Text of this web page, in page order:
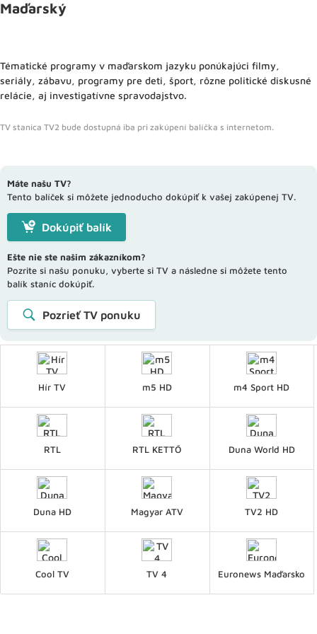
Maďarský
Tématické programy v maďarskom jazyku ponúkajúci filmy,
seriály, zábavu, programy pre deti, šport, rôzne politické diskusné
relácie, aj investigatívne spravodajstvo.
TV stanica TV2 bude dostupná iba pri zakúpení balíčka s internetom.
Máte našu TV?
Tento balíček si môžete jednoducho dokúpiť k vašej zakúpenej TV.
Dokúpiť balík
Ešte nie ste našim zákazníkom?
Pozrite si našu ponuku, vyberte si TV a následne si môžete tento
balík staníc dokúpiť.
Pozrieť TV ponuku
Hír TV m5 HD m4 Sport HD
RTL RTL KETTŐ Duna World HD
Duna HD Magyar ATV TV2 HD
Cool TV TV 4 Euronews Maďarsko